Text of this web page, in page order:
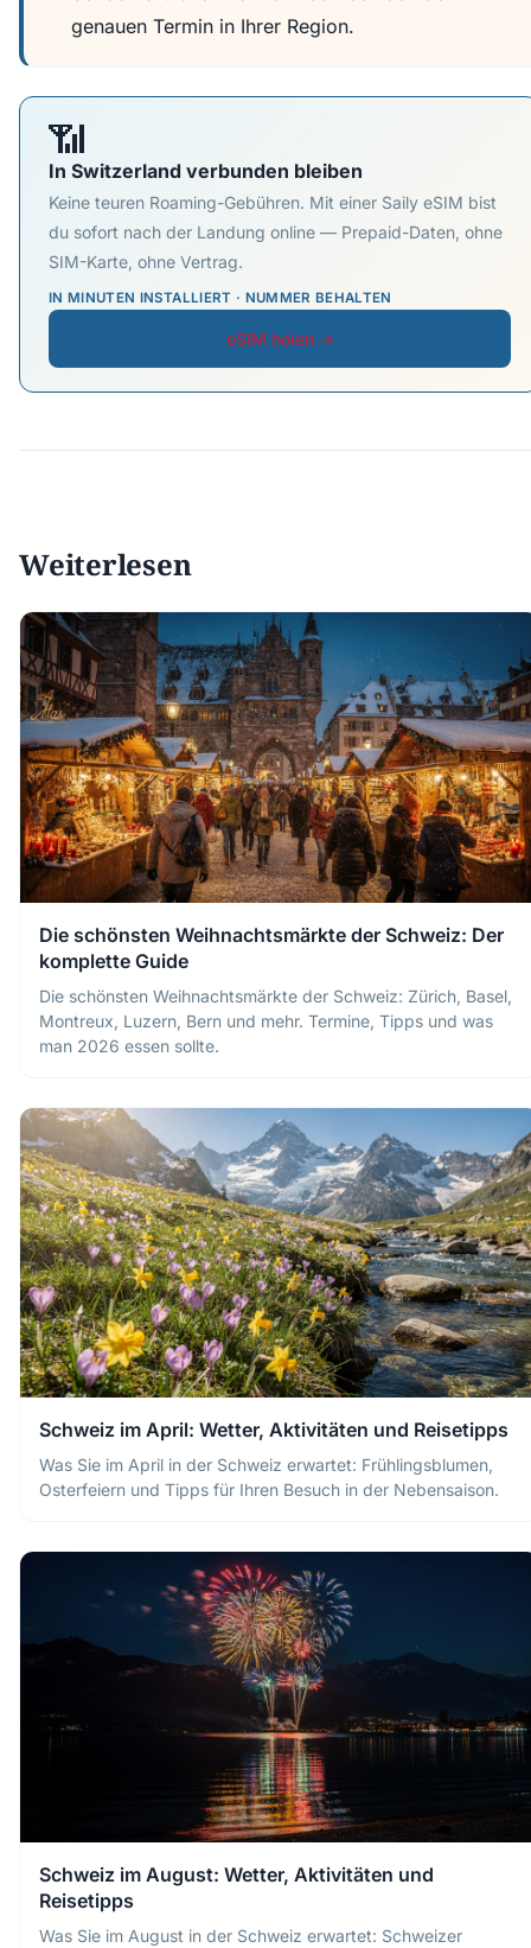
genauen Termin in Ihrer Region.
📶
In Switzerland verbunden bleiben
Keine teuren Roaming-Gebühren. Mit einer Saily eSIM bist
du sofort nach der Landung online — Prepaid-Daten, ohne
SIM-Karte, ohne Vertrag.
IN MINUTEN INSTALLIERT · NUMMER BEHALTEN
eSIM holen →
Weiterlesen
Die schönsten Weihnachtsmärkte der Schweiz: Der
komplette Guide
Die schönsten Weihnachtsmärkte der Schweiz: Zürich, Basel,
Montreux, Luzern, Bern und mehr. Termine, Tipps und was
man 2026 essen sollte.
Schweiz im April: Wetter, Aktivitäten und Reisetipps
Was Sie im April in der Schweiz erwartet: Frühlingsblumen,
Osterfeiern und Tipps für Ihren Besuch in der Nebensaison.
Schweiz im August: Wetter, Aktivitäten und
Reisetipps
Was Sie im August in der Schweiz erwartet: Schweizer